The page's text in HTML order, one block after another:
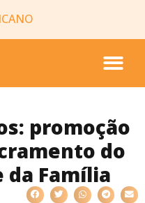
promoção
do
Família